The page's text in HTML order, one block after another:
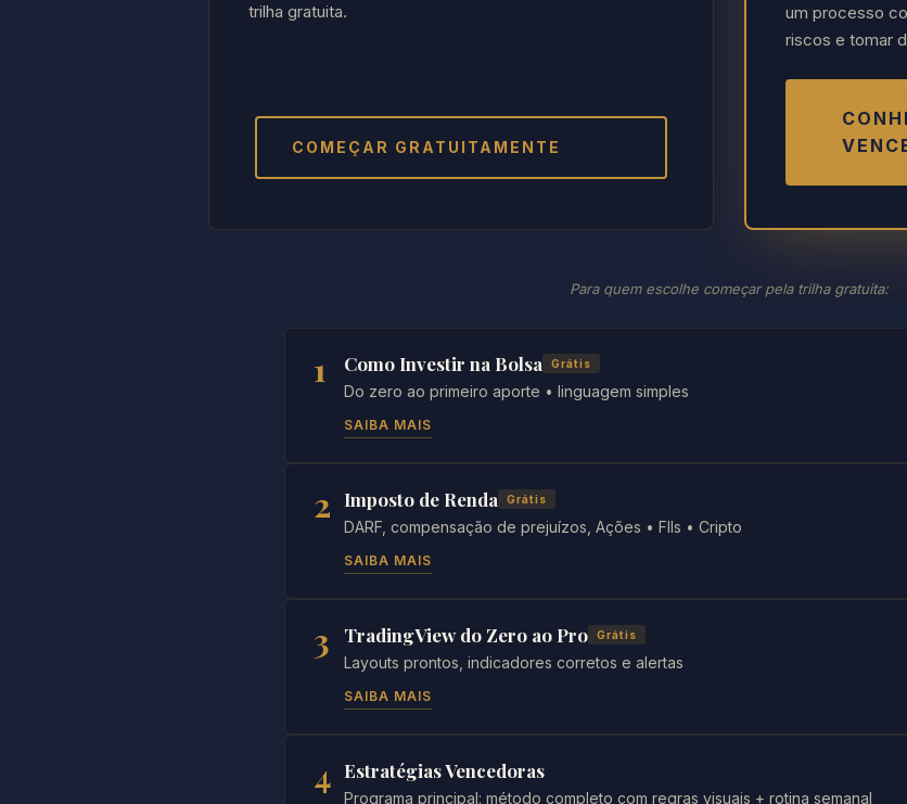
trilha gratuita.
COMEÇAR GRATUITAMENTE
um processo
riscos e tomar
Para quem escolhe começar pela trilha gratuita:
1 Como Investir na Bolsa Grátis
Do zero ao primeiro aporte • linguagem simples
SAIBA MAIS
2 Imposto de Renda Grátis
DARF, compensação de prejuízos, Ações • FIIs • Cripto
SAIBA MAIS
3 TradingView do Zero ao Pro Grátis
Layouts prontos, indicadores corretos e alertas
SAIBA MAIS
4 Estratégias Vencedoras
Programa principal: método completo com regras visuais + rotina semanal